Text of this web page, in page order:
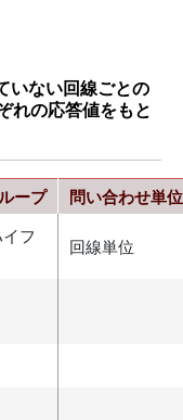
いない回線ごとの
れの応答値をもと
ープ 問い合わせ単位
イフ
回線単位